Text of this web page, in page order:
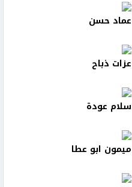
عماد حسن
عزات ذباح
سلام عودة
ميمون ابو عطا